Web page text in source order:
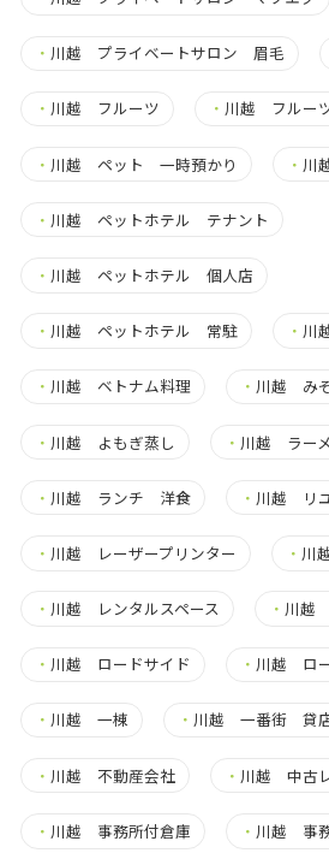
・ 川越 プライベートサロン 眉毛
・ 川越 フルーツ ・ 川越 フルー
・ 川越 ペット 一時預かり ・ 川
・ 川越 ペットホテル テナント
・ 川越 ペットホテル 個人店
・ 川越 ペットホテル 常駐 ・ 川
・ 川越 ベトナム料理 ・ 川越 み
・ 川越 よもぎ蒸し ・ 川越 ラー
・ 川越 ランチ 洋食 ・ 川越 リ
・ 川越 レーザープリンター ・ 川
・ 川越 レンタルスペース ・ 川越
・ 川越 ロードサイド ・ 川越 ロ
・ 川越 一棟 ・ 川越 一番街 貸
・ 川越 不動産会社 ・ 川越 中古
・ 川越 事務所付倉庫 ・ 川越 事